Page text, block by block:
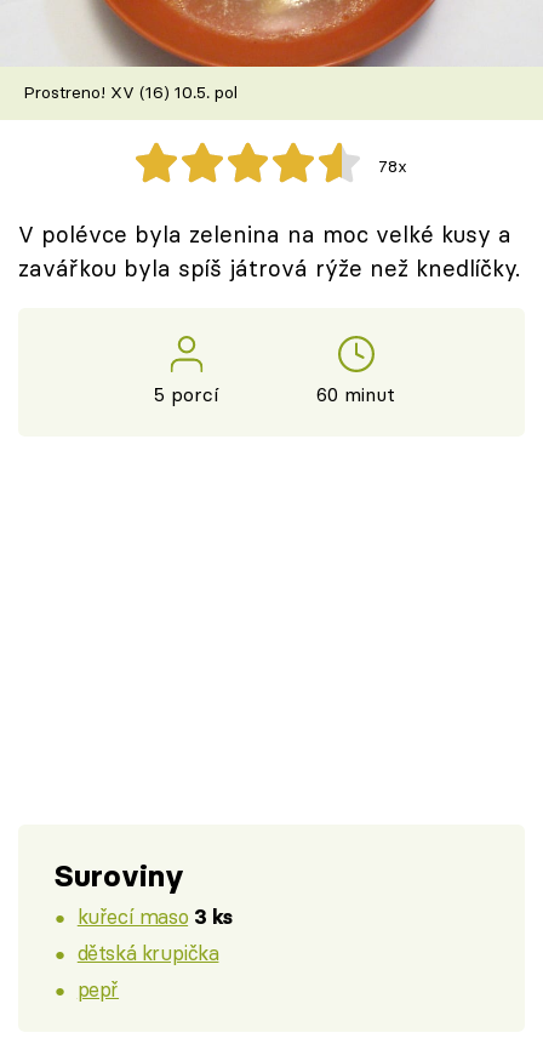
Škola vaření
Recepty z TV
Speciál: Cuketa
Sledujte prima+
Prostreno! XV (16) 10.5. pol
78x
V polévce byla zelenina na moc velké kusy a
zavářkou byla spíš játrová rýže než knedlíčky.
5 porcí 60 minut
Suroviny
kuřecí maso 3 ks
dětská krupička
pepř